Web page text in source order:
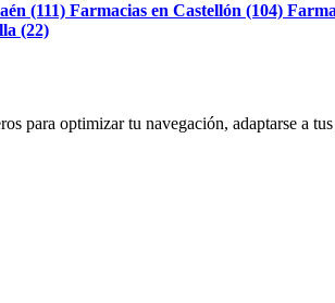
(111) Farmacias en Castellón (104)
(22)
para optimizar tu navegación, adaptarse a